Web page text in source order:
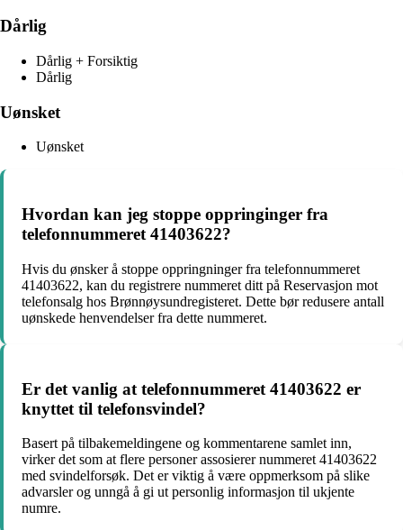
Dårlig
Dårlig + Forsiktig
Dårlig
Uønsket
Uønsket
Hvordan kan jeg stoppe oppringinger fra
telefonnummeret 41403622?
Hvis du ønsker å stoppe oppringninger fra telefonnummeret
41403622, kan du registrere nummeret ditt på Reservasjon mot
telefonsalg hos Brønnøysundregisteret. Dette bør redusere antall
uønskede henvendelser fra dette nummeret.
Er det vanlig at telefonnummeret 41403622 er
knyttet til telefonsvindel?
Basert på tilbakemeldingene og kommentarene samlet inn,
virker det som at flere personer assosierer nummeret 41403622
med svindelforsøk. Det er viktig å være oppmerksom på slike
advarsler og unngå å gi ut personlig informasjon til ukjente
numre.